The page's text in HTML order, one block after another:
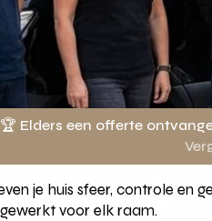
🏆 Elders een offerte
je huis sfeer, controle en
voor elk raam.